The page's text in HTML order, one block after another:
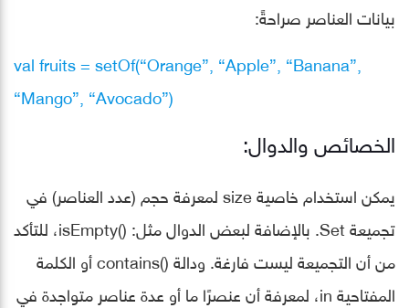
بيانات العناصر صراحةً:
val fruits = setOf(“Orange”, “Apple”, “Banana”,
“Mango”, “Avocado”)
الخصائص والدوال:
يمكن استخدام خاصية size لمعرفة حجم (عدد العناصر) في
تجميعة Set. بالإضافة لبعض الدوال مثل: ()isEmpty، للتأكد
من أن التجميعة ليست فارغة. ودالة ()contains أو الكلمة
المفتاحية in، لمعرفة أن عنصرًا ما أو عدة عناصر متواجدة في